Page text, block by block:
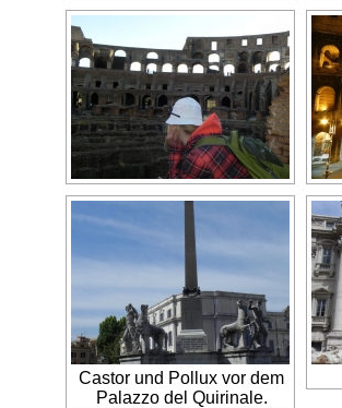
Castor und Pollux vor dem
Palazzo del Quirinale.